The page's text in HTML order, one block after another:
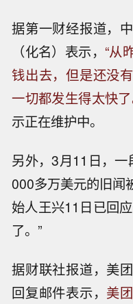
据第一财经报道，
（化名）表示， “从
钱出去，但是还没
一切都发生得太快了
示正在维护中。
另外，3月11日，
000多万美元的旧闻
始人王兴11日已回
了。”
据财联社报道，美
回复邮件表示， 美